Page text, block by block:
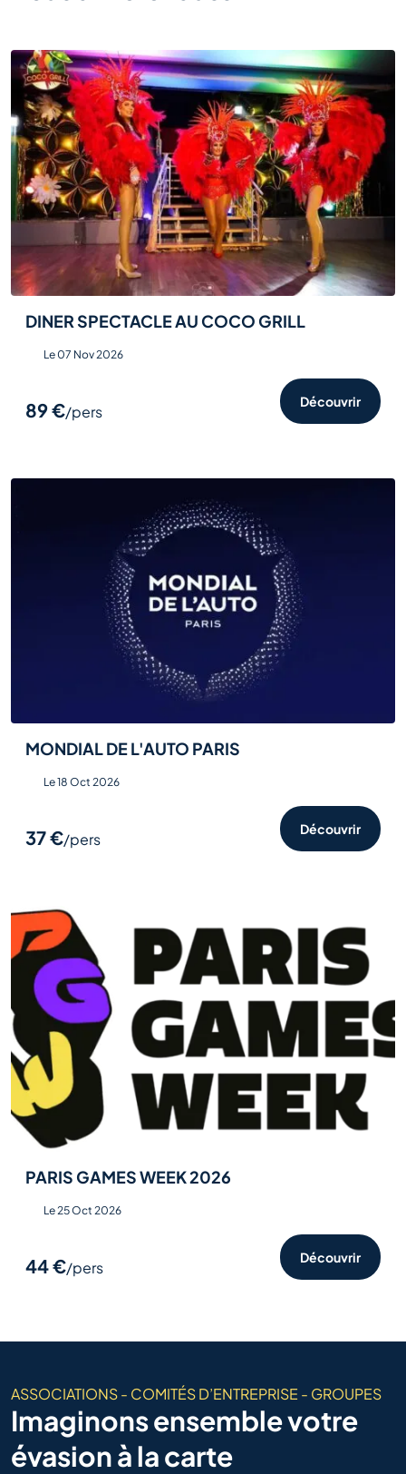
DINER SPECTACLE AU COCO GRILL
Le 07 Nov 2026
89 €/pers
Découvrir
MONDIAL DE L'AUTO PARIS
Le 18 Oct 2026
37 €/pers
Découvrir
PARIS GAMES WEEK 2026
Le 25 Oct 2026
44 €/pers
Découvrir
ASSOCIATIONS - COMITÉS D’ENTREPRISE - GROUPES
Imaginons ensemble votre
évasion à la carte